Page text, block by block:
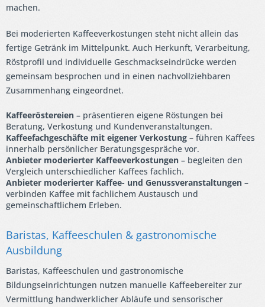
machen.
Bei moderierten Kaffeeverkostungen steht nicht allein das
fertige Getränk im Mittelpunkt. Auch Herkunft, Verarbeitung,
Röstprofil und individuelle Geschmackseindrücke werden
gemeinsam besprochen und in einen nachvollziehbaren
Zusammenhang eingeordnet.
Kaffeeröstereien – präsentieren eigene Röstungen bei
Beratung, Verkostung und Kundenveranstaltungen.
Kaffeefachgeschäfte mit eigener Verkostung – führen Kaffees
innerhalb persönlicher Beratungsgespräche vor.
Anbieter moderierter Kaffeeverkostungen – begleiten den
Vergleich unterschiedlicher Kaffees fachlich.
Anbieter moderierter Kaffee- und Genussveranstaltungen –
verbinden Kaffee mit fachlichem Austausch und
gemeinschaftlichem Erleben.
Baristas, Kaffeeschulen & gastronomische
Ausbildung
Baristas, Kaffeeschulen und gastronomische
Bildungseinrichtungen nutzen manuelle Kaffeebereiter zur
Vermittlung handwerklicher Abläufe und sensorischer